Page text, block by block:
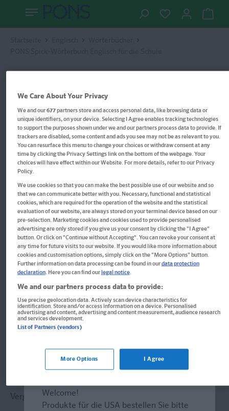
PONS Spick-Wörterbuch
Englisch für die Schule
Englisch-Deutsch / Deutsch-Englisch. Plus Extra
Spickzettel
Buch
Format: 7,3 x 10,6 cm, 435 Seiten
Vergriffen, wird abgel�st durch neue Ausgabe.
Welcome!
Produkte für die USA bestellen Sie bitte
We Care About Your Privacy
We and our677partners store and access personal data, like browsing data or
unique identifiers, on your device. Selecting I Agree enables tracking technologies
to support the purposes shown under we and our partners process data to provide. If
trackers are disabled, some content and ads you see may not be as relevant to you.
You can resurface this menu to change your choices or withdraw consent at any
time by clicking the Privacy Settings link on the bottom of the webpage. Your
choices will have effect within our Website. For more details, refer to our Privacy
Policy.
We use cookies so that you can make the best possible use of our website and so
that we can communicate better with you. Necessary, functional and statistical
cookies, which are required for the operation of the website and the statistical
evaluation of our website, are always stored on your terminal device based on our
pre-selection. Marketing cookies and cookies used to provide personalised
advertising are only stored if you give us your consent by clicking the "I Agree"
button. Or click on "Continue without Accepting". You can revoke your consent at
any time for future visits to our website. If you would like more information about
cookies and customisation options, simply click on the "More Options" button.
Further information on data processing can be found in ourdata protection
declaration. Here you can find ourlegal notice.
We and our partners process data to provide:
Use precise geolocation data. Actively scan device characteristics for
identification. Store and/or access information on a device. Personalised
advertising and content, advertising and content measurement, audience research
and services development.
List of Partners (vendors)
More Options I Agree